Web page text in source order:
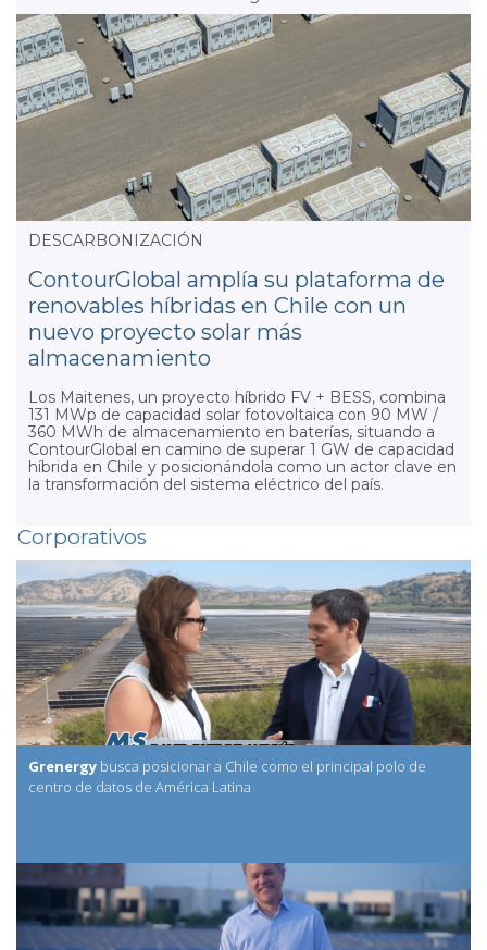
DESCARBONIZACIÓN
ContourGlobal amplía su plataforma de
renovables híbridas en Chile con un
nuevo proyecto solar más
almacenamiento
Los Maitenes, un proyecto híbrido FV + BESS, combina
131 MWp de capacidad solar fotovoltaica con 90 MW /
360 MWh de almacenamiento en baterías, situando a
ContourGlobal en camino de superar 1 GW de capacidad
híbrida en Chile y posicionándola como un actor clave en
la transformación del sistema eléctrico del país.
Corporativos
Grenergy busca posicionar a Chile como el principal polo de
centro de datos de América Latina